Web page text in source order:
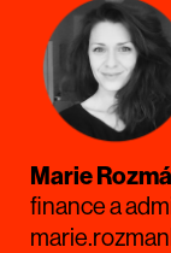
Marie
finance a